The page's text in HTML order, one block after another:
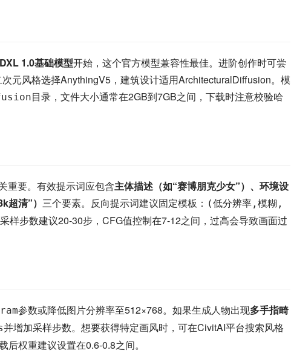
1.0基础模型开始，这个官方模型兼容性最佳。进阶创作时可尝
元风格选择AnythingV5，建筑设计适用ArchitecturalDiffusion。模
目录，文件大小通常在2GB到7GB之间，下载时注意校验哈
重要。有效提示词应包含主体描述（如“赛博朋克少女”）、环境设
超清”） 三个要素。反向提示词建议固定模板： (低分辨率,模糊,
样步数建议20-30步，CFG值控制在7-12之间，过高会导致画面过
参数或降低图片分辨率至512×768。如果生成人物出现多手指畸
并增加采样步数。想要获得特定画风时，可在CivitAI平台搜索风格
后权重建议设置在0.6-0.8之间。